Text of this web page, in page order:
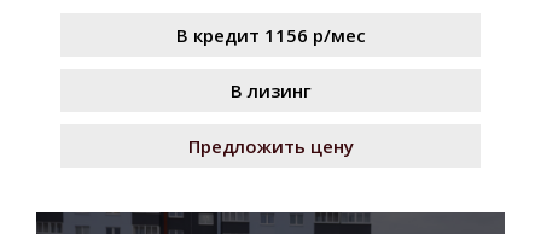
В кредит 1156 р/мес
В лизинг
Предложить цену